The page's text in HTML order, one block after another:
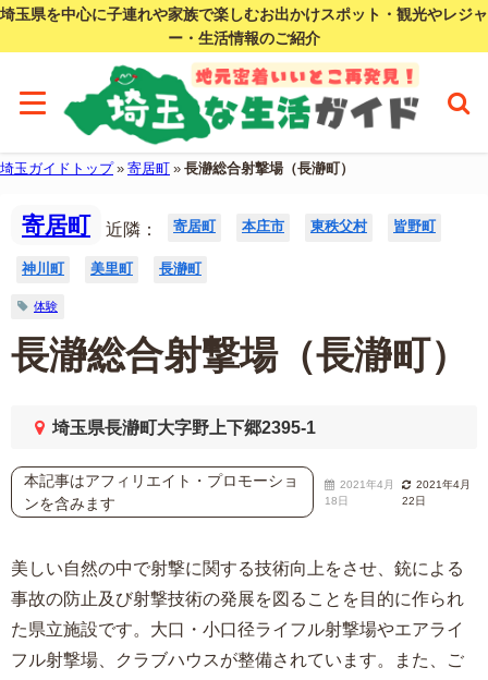
埼玉県を中心に子連れや家族で楽しむお出かけスポット・観光やレジャ
ー・生活情報のご紹介
埼玉ガイドトップ» 寄居町 » 長瀞総合射撃場（長瀞町）
寄居町 近隣： 寄居町 本庄市 東秩父村 皆野町
神川町 美里町 長瀞町
体験
長瀞総合射撃場（長瀞町）
埼玉県長瀞町大字野上下郷2395-1
本記事はアフィリエイト・プロモーショ
ンを含みます
2021年4月
18日
2021年4月
22日
美しい自然の中で射撃に関する技術向上をさせ、銃による
事故の防止及び射撃技術の発展を図ることを目的に作られ
た県立施設です。大口・小口径ライフル射撃場やエアライ
フル射撃場、クラブハウスが整備されています。また、ご